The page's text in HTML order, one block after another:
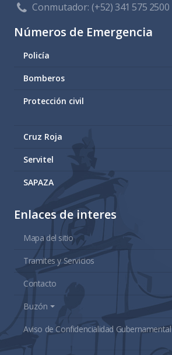
Conmutador:(+52) 341 575 2500
Números de Emergencia
Policía
Bomberos
Protección civil
Cruz Roja
Servitel
SAPAZA
Enlaces de interes
Mapa del sitio
Tramites y Servicios
Contacto
Buzón
Aviso de Confidencialidad Gubernamental